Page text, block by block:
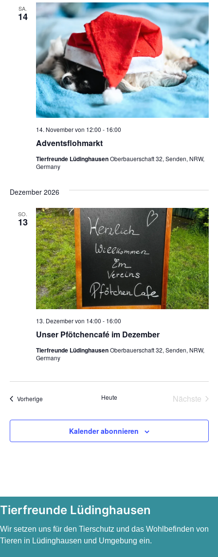
SA.
14
Adventsflohmarkt
14. November von 12:00 - 16:00
Tierfreunde LüdinghausenOberbauerschaft 32, Senden, NRW,
Germany
Dezember 2026
SO.
13
Unser Pfötchencafé im Dezember
13. Dezember von 14:00 - 16:00
Tierfreunde LüdinghausenOberbauerschaft 32, Senden, NRW,
Germany
VorherigeVeranstaltungen Heute Nächste
Kalender abonnieren
Tierfreunde Lüdinghausen
Wir setzen uns für den Tierschutz und das Wohlbefinden von
Tieren in Lüdinghausen und Umgebung ein.